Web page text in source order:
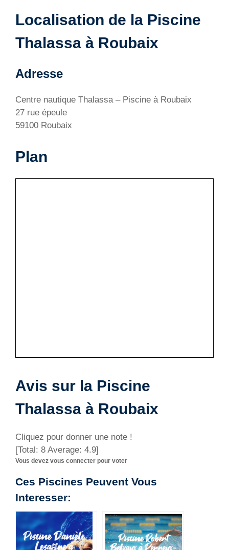
Localisation de la Piscine
Thalassa à Roubaix
Adresse
Centre nautique Thalassa – Piscine à Roubaix
27 rue épeule
59100 Roubaix
Plan
Avis sur la Piscine
Thalassa à Roubaix
Cliquez pour donner une note !
[Total: 8 Average: 4.9]
Vous devez vous connecter pour voter
Ces Piscines Peuvent Vous
Interesser: